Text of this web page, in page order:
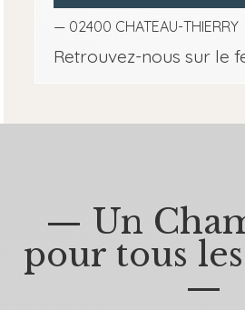
— 02400 CHATEAU-THIERRY
Retrouvez-nous sur le
— Un
pour tous
—